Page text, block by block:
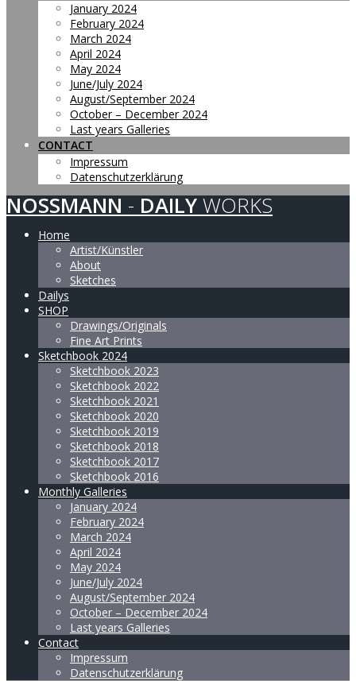
January 2024
February 2024
March 2024
April 2024
May 2024
June/July 2024
August/September 2024
October – December 2024
Last years Galleries
CONTACT
Impressum
Datenschutzerklärung
NOSSMANN - DAILY WORKS
Home
Artist/Künstler
About
Sketches
Dailys
SHOP
Drawings/Originals
Fine Art Prints
Sketchbook 2024
Sketchbook 2023
Sketchbook 2022
Sketchbook 2021
Sketchbook 2020
Sketchbook 2019
Sketchbook 2018
Sketchbook 2017
Sketchbook 2016
Monthly Galleries
January 2024
February 2024
March 2024
April 2024
May 2024
June/July 2024
August/September 2024
October – December 2024
Last years Galleries
Contact
Impressum
Datenschutzerklärung